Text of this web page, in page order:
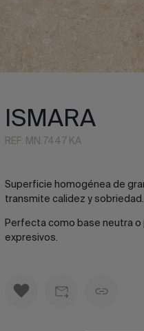
ISMARA
REF: MN.7447 KA
Superficie homogénea de
transmite calidez y sobriedad.
Perfecta como base neutra
expresivos.